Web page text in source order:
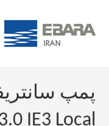
پمپ
IE3 Local